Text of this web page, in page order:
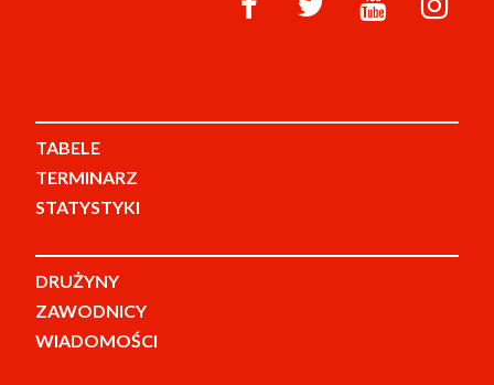
TABELE
TERMINARZ
STATYSTYKI
DRUŻYNY
ZAWODNICY
WIADOMOŚCI